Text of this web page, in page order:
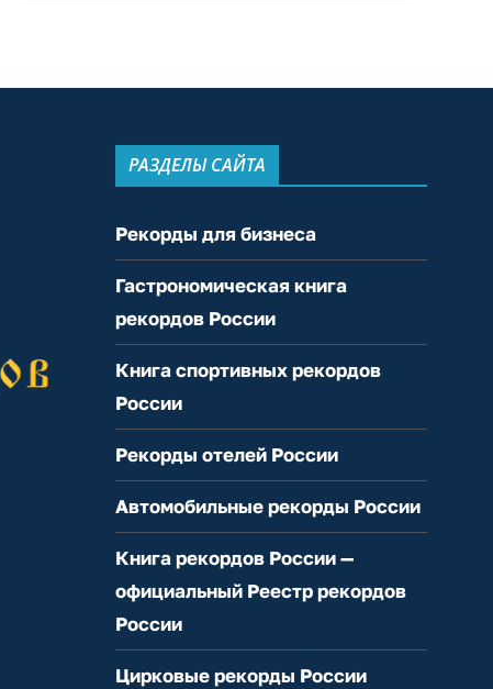
РАЗДЕЛЫ САЙТА
Рекорды для бизнеса
Гастрономическая книга
рекордов России
Книга спортивных рекордов
России
Рекорды отелей России
Автомобильные рекорды России
Книга рекордов России —
официальный Реестр рекордов
России
Цирковые рекорды России